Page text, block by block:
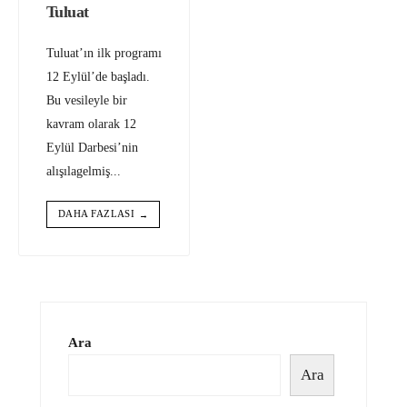
Tuluat
Tuluat’ın ilk programı
12 Eylül’de başladı.
Bu vesileyle bir
kavram olarak 12
Eylül Darbesi’nin
alışılagelmiş
DAHA FAZLASI →
Ara
Ara